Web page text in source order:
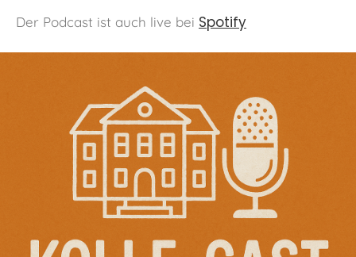
Der Podcast ist auch live bei Spotify